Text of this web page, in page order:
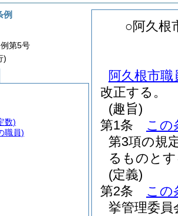
○阿久根
阿久根市職
改正する。
(趣旨)
第1条
この
第3項の規
るものと
(定義)
第2条
この
挙管理委員
例
第5号
)
数)
職員)